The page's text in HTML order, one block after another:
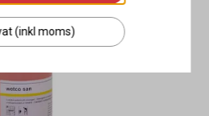
(inkl moms)